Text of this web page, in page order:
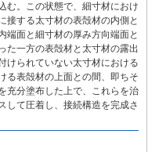
む。この状態で、細寸材におけ
接する太寸材の表殻材の内側と
端面と細寸材の厚み方向端面と
た一方の表殻材と太寸材の露出
けられていない太寸材における
る表殻材の上面との間、即ちそ
充分塗布した上で、これらを治
して圧着し、接続構造を完成さ